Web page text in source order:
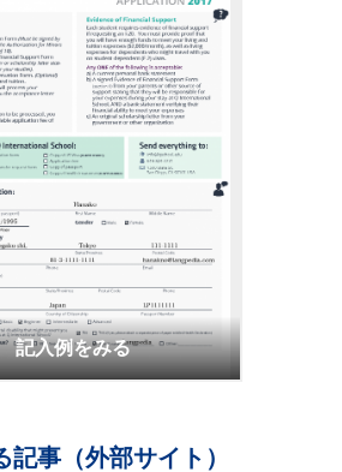
記入例をみる
記事（外部サイト）